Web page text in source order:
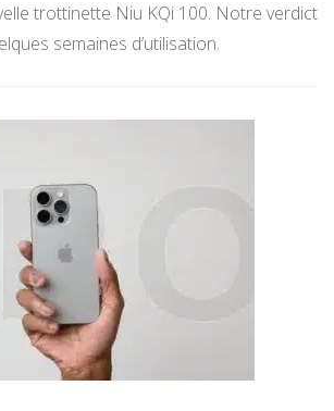
trottinette Niu KQi 100. Notre verdict
semaines d’utilisation.